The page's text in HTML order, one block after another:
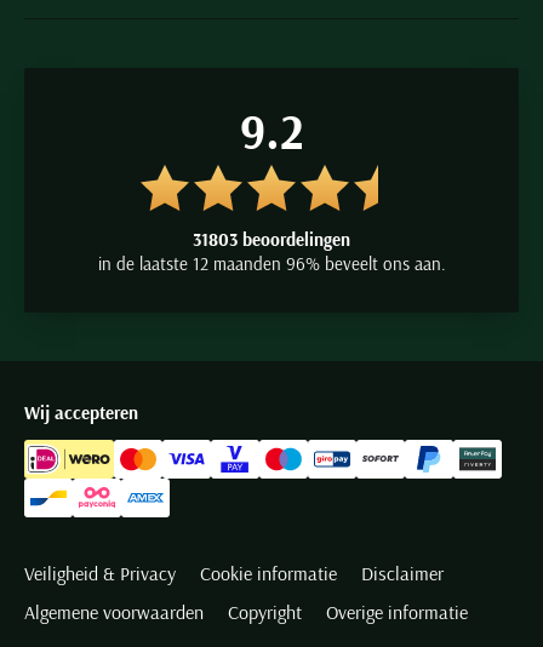
9.2
31803 beoordelingen
in de laatste 12 maanden 96% beveelt ons aan.
Wij accepteren
Veiligheid & Privacy Cookie informatie
Disclaimer
Algemene voorwaarden
Copyright Overige informatie